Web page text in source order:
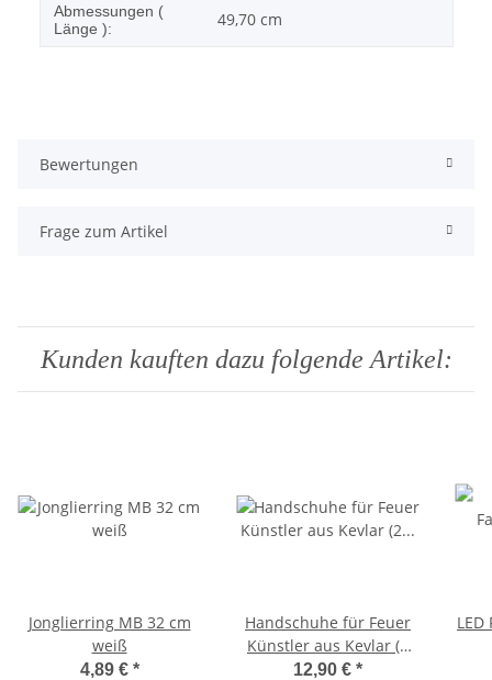
Abmessungen (
Länge ):
49,70 cm
Bewertungen
Frage zum Artikel
Kunden kauften dazu folgende Artikel:
Jonglierring MB 32 cm
weiß
4,89 € *
Handschuhe für Feuer
Künstler aus Kevlar (2
Stück) 8
12,90 € *